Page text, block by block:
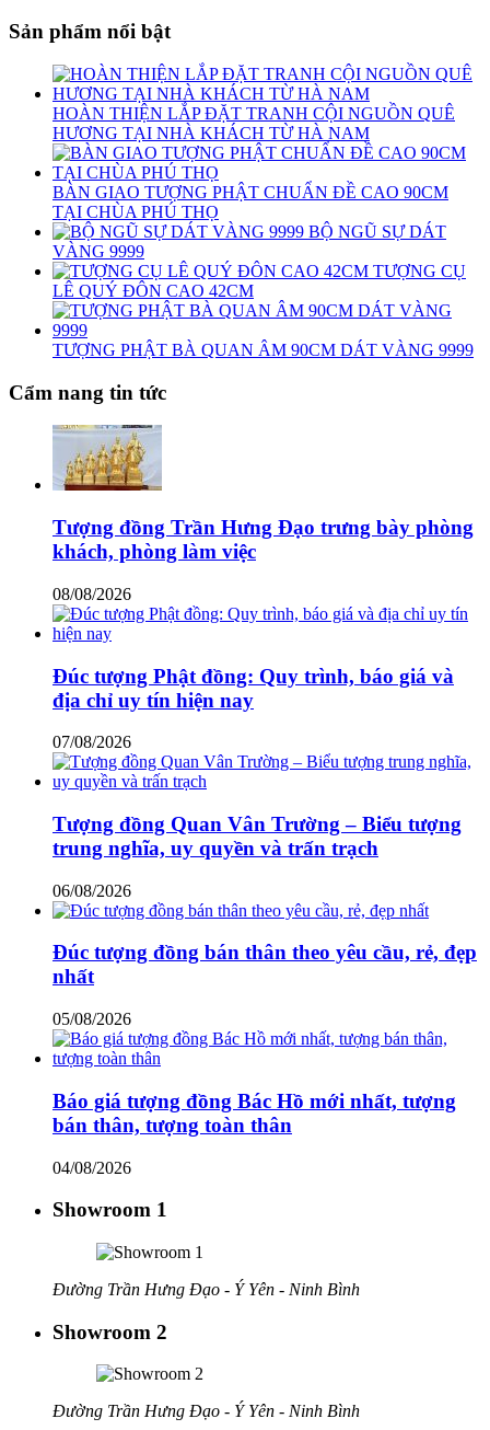
Sản phẩm nổi bật
HOÀN THIỆN LẮP ĐẶT TRANH CỘI NGUỒN QUÊ
HƯƠNG TẠI NHÀ KHÁCH TỪ HÀ NAM
BÀN GIAO TƯỢNG PHẬT CHUẨN ĐỀ CAO 90CM
TẠI CHÙA PHÚ THỌ
BỘ NGŨ SỰ DÁT
VÀNG 9999
TƯỢNG CỤ
LÊ QUÝ ĐÔN CAO 42CM
TƯỢNG PHẬT BÀ QUAN ÂM 90CM DÁT VÀNG 9999
Cẩm nang tin tức
Tượng đồng Trần Hưng Đạo trưng bày phòng
khách, phòng làm việc
08/08/2026
Đúc tượng Phật đồng: Quy trình, báo giá và
địa chỉ uy tín hiện nay
07/08/2026
Tượng đồng Quan Vân Trường – Biểu tượng
trung nghĩa, uy quyền và trấn trạch
06/08/2026
Đúc tượng đồng bán thân theo yêu cầu, rẻ, đẹp
nhất
05/08/2026
Báo giá tượng đồng Bác Hồ mới nhất, tượng
bán thân, tượng toàn thân
04/08/2026
Showroom 1
Đường Trần Hưng Đạo - Ý Yên - Ninh Bình
Showroom 2
Đường Trần Hưng Đạo - Ý Yên - Ninh Bình